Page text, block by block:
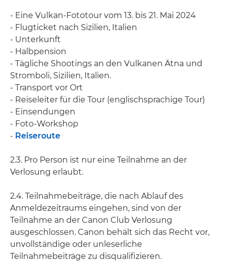
- Eine Vulkan-Fototour vom 13. bis 21. Mai 2024
- Flugticket nach Sizilien, Italien
- Unterkunft
- Halbpension
- Tägliche Shootings an den Vulkanen Ätna und
Stromboli, Sizilien, Italien.
- Transport vor Ort
- Reiseleiter für die Tour (englischsprachige Tour)
- Einsendungen
- Foto-Workshop
- Reiseroute
2.3. Pro Person ist nur eine Teilnahme an der
Verlosung erlaubt.
2.4. Teilnahmebeiträge, die nach Ablauf des
Anmeldezeitraums eingehen, sind von der
Teilnahme an der Canon Club Verlosung
ausgeschlossen. Canon behält sich das Recht vor,
unvollständige oder unleserliche
Teilnahmebeiträge zu disqualifizieren.